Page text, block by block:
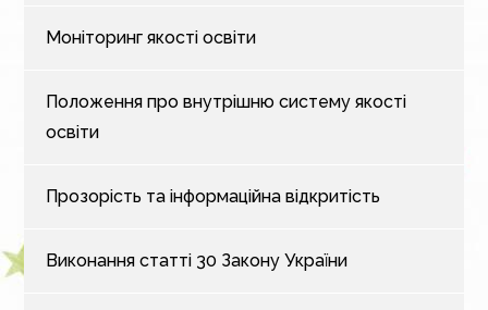
Моніторинг якості освіти
Положення про внутрішню систему якості
освіти
Прозорість та інформаційна відкритість
Виконання статті 30 Закону України